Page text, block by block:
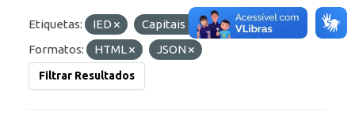
Etiquetas: IED
Capitais Estrangeiros
Formatos:
HTML JSON
Filtrar Resultados